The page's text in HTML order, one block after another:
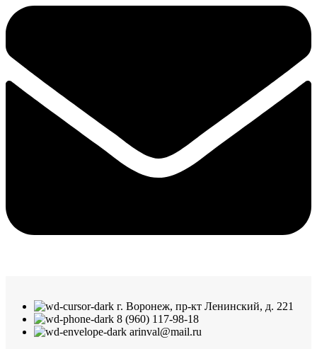
г. Воронеж, пр-кт Ленинский, д. 221
8 (960) 117-98-18
arinval@mail.ru